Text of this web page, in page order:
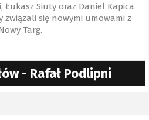
Łukasz Siuty oraz Daniel Kapica
związali się nowymi umowami z
Targ.
- Rafał Podlipni